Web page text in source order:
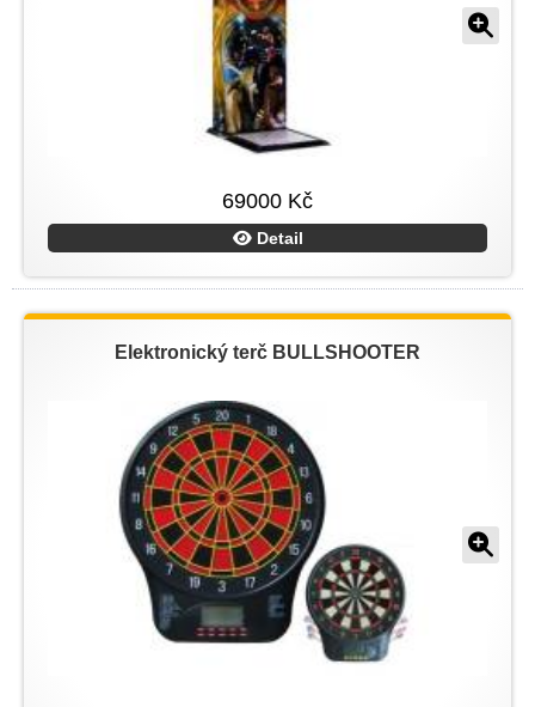
69000 Kč
Detail
Elektronický terč BULLSHOOTER